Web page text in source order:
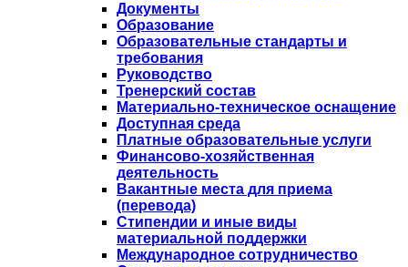
Документы
Образование
Образовательные стандарты и
требования
Руководство
Тренерский состав
Материально-техническое оснащение
Доступная среда
Платные образовательные услуги
Финансово-хозяйственная
деятельность
Вакантные места для приема
(перевода)
Стипендии и иные виды
материальной поддержки
Международное сотрудничество